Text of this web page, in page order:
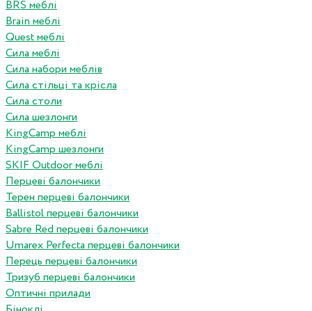
BRS меблі
Brain меблі
Quest меблі
Сила меблі
Сила набори меблів
Сила стільці та крісла
Сила столи
Сила шезлонги
KingCamp меблі
KingCamp шезлонги
SKIF Outdoor меблі
Перцеві балончики
Терен перцеві балончики
Ballistol перцеві балончики
Sabre Red перцеві балончики
Umarex Perfecta перцеві балончики
Перець перцеві балончики
Тризуб перцеві балончики
Оптичні прилади